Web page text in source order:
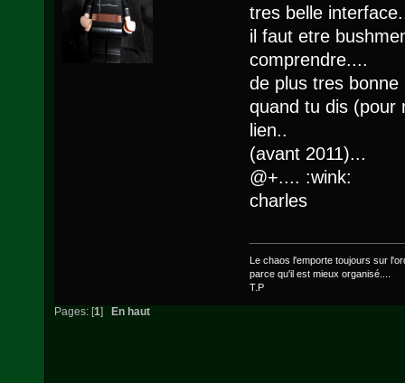
tres belle
il faut etre
comprendre....
de plus tres bonne
quand tu dis (pour
lien..
(avant 2011)...
@+.... :wink:
charles
Le chaos l'emporte toujours sur
parce qu'il est mieux organisé....
T.P
Pages: [1] En haut